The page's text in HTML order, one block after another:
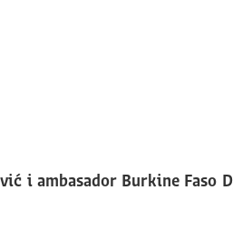
i ambasador Burkine Faso